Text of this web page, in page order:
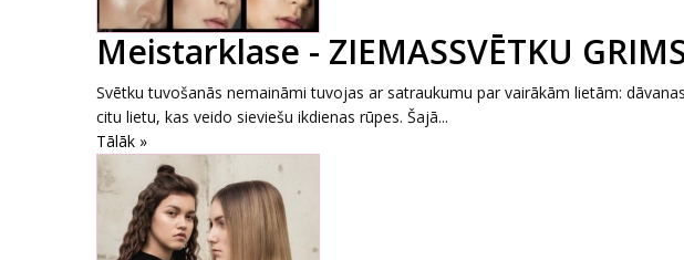
Meistarklase - ZIEMASSVĒTKU
Svētku tuvošanās nemaināmi tuvojas ar satraukumu par vairākām lietām:
citu lietu, kas veido sieviešu ikdienas rūpes. Šajā...
Tālāk »